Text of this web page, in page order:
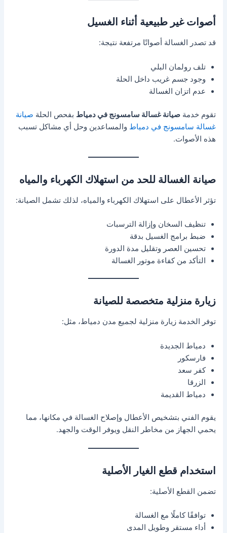
أصوات غير طبيعية أثناء الغسيل
قد تصدر الغسالة أصواتًا مرتفعة نتيجة:
تلف رولمان البلي
وجود جسم غريب داخل الحلة
عدم اتزان الغسالة
تقوم خدمةصيانة غسالة سامسونج في دمياط بفحص الحلة صيانة
غسالة سامسونج في دمياط والمساعدين وحل أي مشاكل تسبب
هذه الأصوات.
صيانة الغسالة للحد من استهلاك الكهرباء والمياه
تؤثر الأعطال على استهلاك الكهرباء والمياه، لذلك تشمل الصيانة:
تنظيف السخان وإزالة الترسبات
ضبط برامج الغسيل بدقة
تحسين العصر وتقليل مدة الدورة
التأكد من كفاءة موتور الغسالة
زيارة منزلية متخصصة للصيانة
توفر الخدمة زيارة منزلية لجميع مدن دمياط، مثل:
دمياط الجديدة
فارسكور
كفر سعد
الزرقا
دمياط القديمة
يقوم الفني بتشخيص الأعطال وإصلاح الغسالة في مكانها، مما
يحمي الجهاز من مخاطر النقل ويوفر الوقت والجهد.
استخدام قطع الغيار الأصلية
تضمن القطع الأصلية:
توافقًا كاملًا مع الغسالة
أداء مستقر وطويل المدى